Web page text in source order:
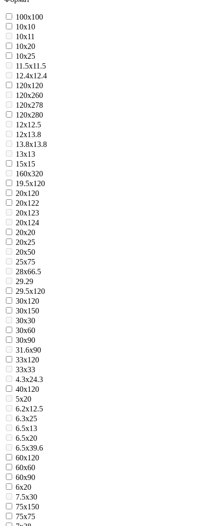
100x100
10x10
10x11
10x20
10x25
11.5x11.5
12.4x12.4
120x120
120x260
120x278
120x280
12x12.5
12x13.8
13.8x13.8
13x13
15x15
160x320
19.5x120
20x120
20x122
20x123
20x124
20x20
20x25
20x50
25x75
28x66.5
29.29
29.5x120
30x120
30x150
30x30
30x60
30x90
31.6x90
33x120
33x33
4.3x24.3
40x120
5x20
6.2x12.5
6.3x25
6.5x13
6.5x20
6.5x39.6
60x120
60x60
60x90
6x20
7.5x30
75x150
75x75